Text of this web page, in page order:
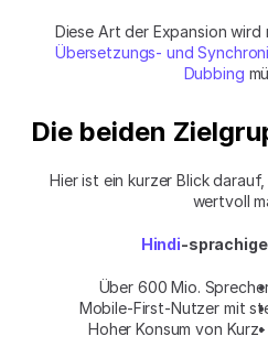
Diese Art der Expansion wird
Übersetzungs- und
Dubbing
Die beiden
Hier ist ein kurzer Blick
wertvoll
Hindi-
Über 600 Mio.
Mobile-First-Nutzer mit
Hoher Konsum von